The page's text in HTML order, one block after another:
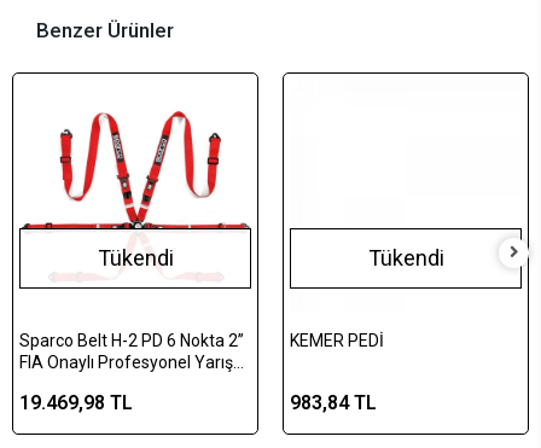
Benzer Ürünler
Tükendi
Sparco Belt H-2 PD 6 Nokta 2”
FIA Onaylı Profesyonel Yarış
(FHR/HANS Uyumlu)
19.469,98 TL
Tükendi
KEMER PEDİ
983,84 TL